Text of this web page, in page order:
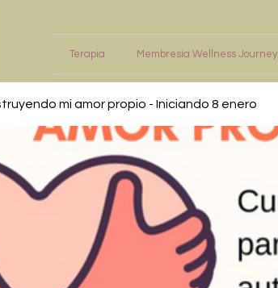
Terapia Membresía Wellness Journey
mi amor propio - Iniciando 8 enero